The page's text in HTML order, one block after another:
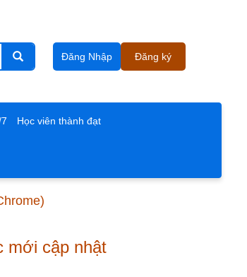
Đăng Nhập Đăng ký
Học viên thành đạt
mới cập nhật